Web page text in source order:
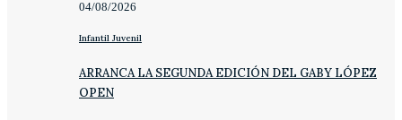
04/08/2026
Infantil Juvenil
ARRANCA LA SEGUNDA EDICIÓN DEL GABY LÓPEZ
OPEN